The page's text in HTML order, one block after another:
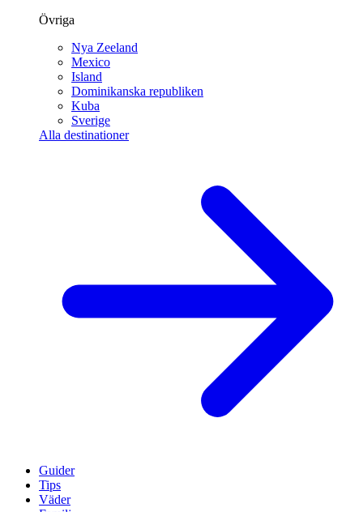
Övriga
Nya Zeeland
Mexico
Island
Dominikanska republiken
Kuba
Sverige
Alla destinationer
Guider
Tips
Väder